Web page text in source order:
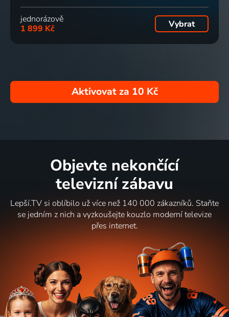
jednorázově
1 899 Kč
Vybrat
Aktivovat za 10 Kč
Objevte nekončící
televizní zábavu
Lepší.TV si oblíbilo už více než 140 000 zákazníků. Staňte
se jedním z nich a vyzkoušejte kouzlo moderní televize
přes internet.